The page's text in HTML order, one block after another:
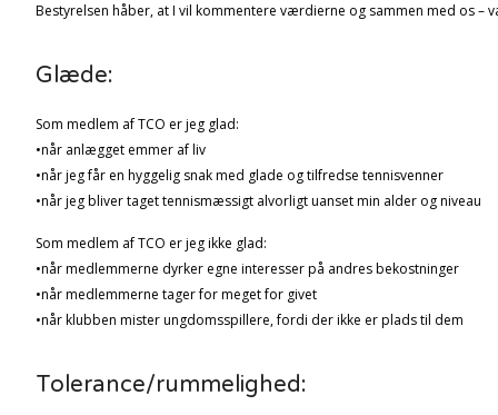
Bestyrelsen håber, at I vil kommentere værdierne og sammen med os –
Glæde:
Som medlem af TCO er jeg glad:
•når anlægget emmer af liv
•når jeg får en hyggelig snak med glade og tilfredse tennisvenner
•når jeg bliver taget tennismæssigt alvorligt uanset min alder og niveau
Som medlem af TCO er jeg ikke glad:
•når medlemmerne dyrker egne interesser på andres bekostninger
•når medlemmerne tager for meget for givet
•når klubben mister ungdomsspillere, fordi der ikke er plads til dem
Tolerance/rummelighed: